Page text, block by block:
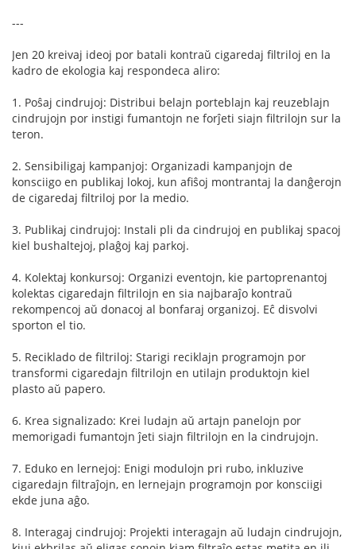
---
Jen 20 kreivaj ideoj por batali kontraŭ cigaredaj filtriloj en la
kadro de ekologia kaj respondeca aliro:
1. Poŝaj cindrujoj: Distribui belajn porteblajn kaj reuzeblajn
cindrujojn por instigi fumantojn ne forĵeti siajn filtrilojn sur la
teron.
2. Sensibiligaj kampanjoj: Organizadi kampanjojn de
konsciigo en publikaj lokoj, kun afiŝoj montrantaj la danĝerojn
de cigaredaj filtriloj por la medio.
3. Publikaj cindrujoj: Instali pli da cindrujoj en publikaj spacoj
kiel bushaltejoj, plaĝoj kaj parkoj.
4. Kolektaj konkursoj: Organizi eventojn, kie partoprenantoj
kolektas cigaredajn filtrilojn en sia najbaraĵo kontraŭ
rekompencoj aŭ donacoj al bonfaraj organizoj. Eĉ disvolvi
sporton el tio.
5. Reciklado de filtriloj: Starigi reciklajn programojn por
transformi cigaredajn filtrilojn en utilajn produktojn kiel
plasto aŭ papero.
6. Krea signalizado: Krei ludajn aŭ artajn panelojn por
memorigadi fumantojn ĵeti siajn filtrilojn en la cindrujojn.
7. Eduko en lernejoj: Enigi modulojn pri rubo, inkluzive
cigaredajn filtraĵojn, en lernejajn programojn por konsciigi
ekde juna aĝo.
8. Interagaj cindrujoj: Projekti interagajn aŭ ludajn cindrujojn,